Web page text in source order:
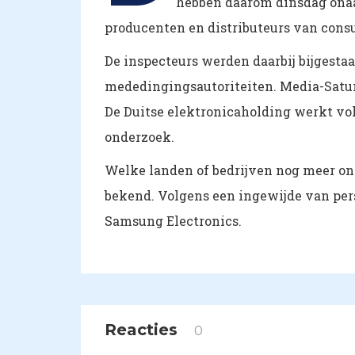
producenten en distributeurs van
De inspecteurs werden daarbij
mededingingsautoriteiten. Media-
De Duitse elektronicaholding werkt
onderzoek.
Welke landen of bedrijven nog meer
bekend. Volgens een ingewijde van
Samsung Electronics.
Reacties 0